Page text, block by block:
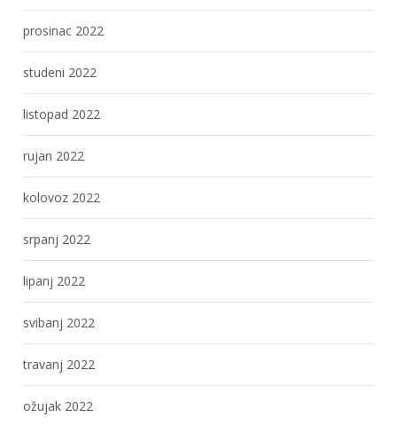
prosinac 2022
studeni 2022
listopad 2022
rujan 2022
kolovoz 2022
srpanj 2022
lipanj 2022
svibanj 2022
travanj 2022
ožujak 2022